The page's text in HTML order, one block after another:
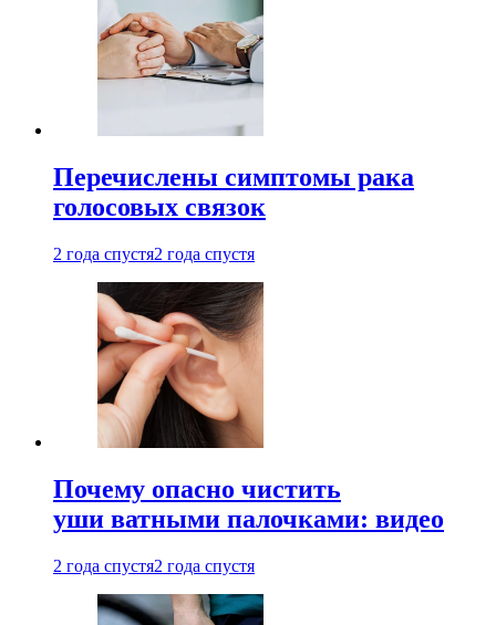
Перечислены симптомы рака
голосовых связок
2 года спустя2 года спустя
Почему опасно чистить
уши ватными палочками: видео
2 года спустя2 года спустя